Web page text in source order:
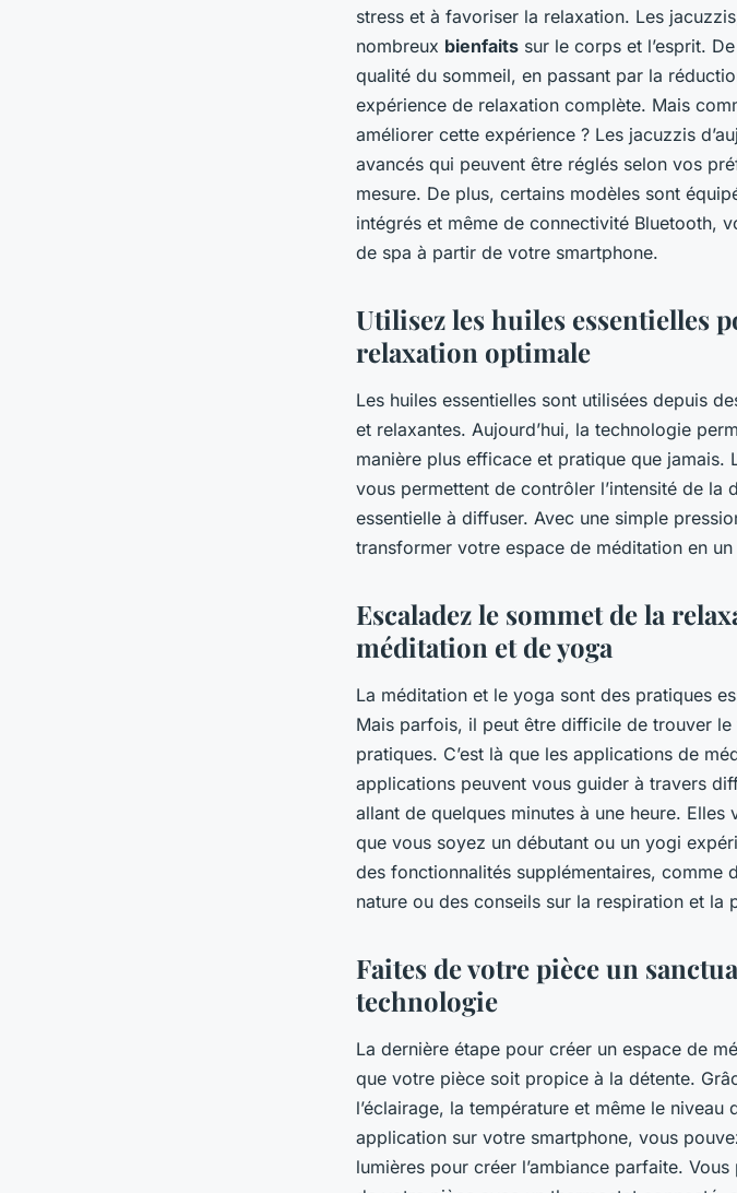
stress et à favoriser la relaxation. Les
nombreux bienfaits sur le corps et l’esprit.
qualité du sommeil, en passant par la
expérience de relaxation complète. Mais
améliorer cette expérience ? Les jacuzzis
avancés qui peuvent être réglés selon vos
mesure. De plus, certains modèles sont
intégrés et même de connectivité Bluetooth,
de spa à partir de votre smartphone.
Utilisez les huiles essentielles
relaxation optimale
Les huiles essentielles sont utilisées depuis
et relaxantes. Aujourd’hui, la technologie
manière plus efficace et pratique que jamais.
vous permettent de contrôler l’intensité de la
essentielle à diffuser. Avec une simple
transformer votre espace de méditation en
Escaladez le sommet de la
méditation et de yoga
La méditation et le yoga sont des pratiques
Mais parfois, il peut être difficile de trouver
pratiques. C’est là que les applications de
applications peuvent vous guider à travers
allant de quelques minutes à une heure. Elles
que vous soyez un débutant ou un yogi
des fonctionnalités supplémentaires, comme
nature ou des conseils sur la respiration et la
Faites de votre pièce un
technologie
La dernière étape pour créer un espace de
que votre pièce soit propice à la détente.
l’éclairage, la température et même le
application sur votre smartphone, vous
lumières pour créer l’ambiance parfaite.